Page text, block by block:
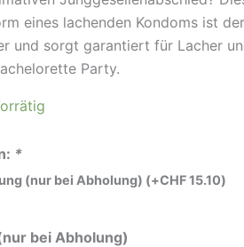
eines lachenden Kondoms ist
und sorgt garantiert für Lacher
Party.
*
(nur bei Abholung) (+CHF15.10)
bei Abholung)